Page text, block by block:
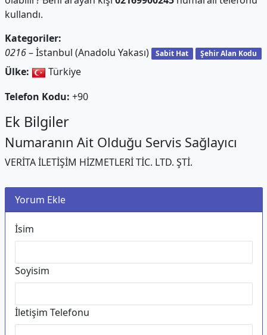
kullandı.
Kategoriler:
0216– İstanbul (Anadolu Yakası) Sabit Hat Şehir Alan Kodu
Ülke:
Türkiye
Telefon Kodu: +90
Ek Bilgiler
Numaranın Ait Olduğu Servis Sağlayıcı
VERİTA İLETİŞİM HİZMETLERİ TİC. LTD. ŞTİ.
Yorum Ekle
İsim
Soyisim
İletişim Telefonu